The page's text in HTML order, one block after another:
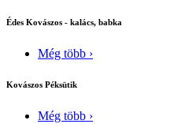
Édes Kovászos - kalács, babka
Még több ›
Kovászos Péksütik
Még több ›